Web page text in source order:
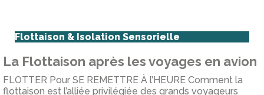
Flottaison & Isolation Sensorielle
La Flottaison après les voyages en avion
FLOTTER Pour SE REMETTRE À l’HEURE Comment la
flottaison est l’alliée privilégiée des grands voyageurs